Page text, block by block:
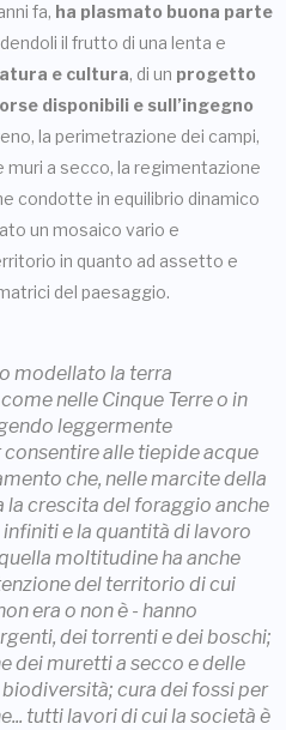
fa, ha plasmato buona parte
il frutto di una lenta e
e cultura, di un progetto
disponibili e sull’ingegno
la perimetrazione dei campi,
a secco, la regimentazione
condotte in equilibrio dinamico
un mosaico vario e
in quanto ad assetto e
del paesaggio.
modellato la terra
nelle Cinque Terre o in
leggermente
alle tiepide acque
che, nelle marcite della
la crescita del foraggio anche
e la quantità di lavoro
moltitudine ha anche
del territorio di cui
era o non è - hanno
dei torrenti e dei boschi;
dei muretti a secco e delle
cura dei fossi per
tutti lavori di cui la società è